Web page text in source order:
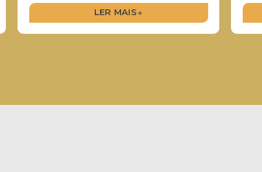
comprometendo todo esse processo?
LER MAIS+